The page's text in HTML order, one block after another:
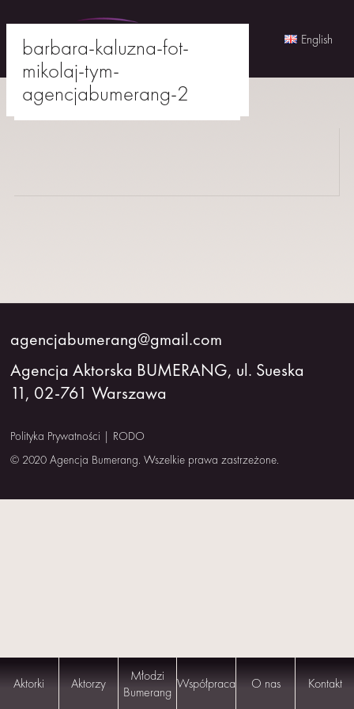
AKTORKI
WSPÓŁPRACA
O
NAS
Aktorki Aktorzy
Młodzi
Bumerang Współpraca O nas Kontakt
English
content
agencjabumerang@gmail.com
barbara-kaluzna-fot-
mikolaj-tym-
agencjabumerang-2
agencjabumerang@gmail.com
Agencja Aktorska BUMERANG, ul. Sueska
11, 02-761 Warszawa
Polityka Prywatności | RODO
© 2020 Agencja Bumerang. Wszelkie prawa zastrzeżone.